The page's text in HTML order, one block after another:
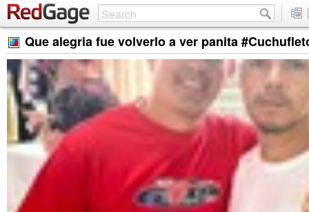
Que alegria fue volverlo a ver panita